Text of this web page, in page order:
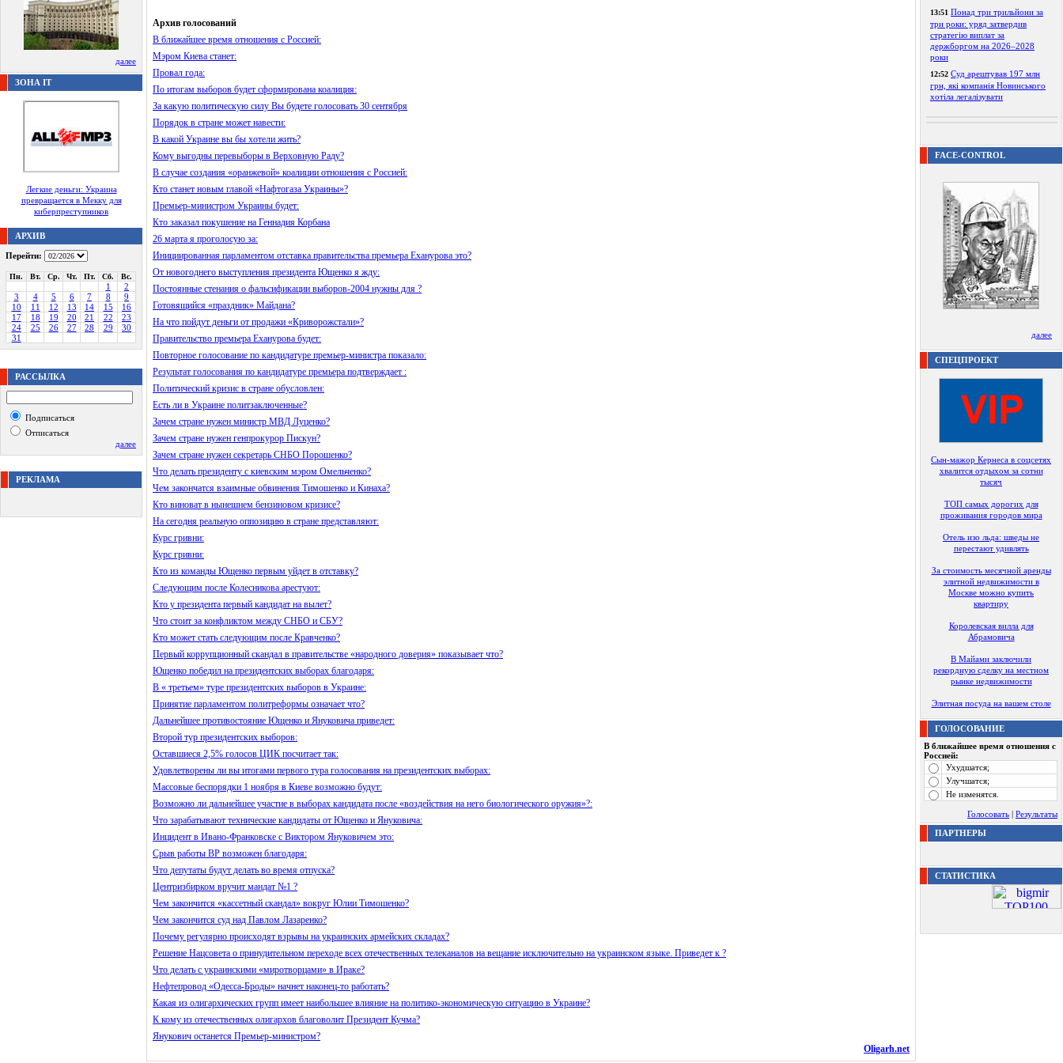
далее
ЗОНА IT
Легкие деньги: Украина
превращается в Мекку для
киберпреступников
АРХИВ
Перейти:
Пн. Вт. Ср. Чт. Пт. Сб. Вс.
1
2
3
4 5 6 7 8
9
10
11 12 13 14 15
16
17
18 19 20 21 22
23
24
25 26 27 28 29
30
31
РАССЫЛКА
Подписаться
Отписаться
далее
РЕКЛАМА
Архив голосований
В ближайшее время отношения с Россией:
Мэром Киева станет:
Провал года:
По итогам выборов будет сформирована коалиция:
За какую политическую силу Вы будете голосовать 30 сентября
Порядок в стране может навести:
В какой Украине вы бы хотели жить?
Кому выгодны перевыборы в Верховную Раду?
В случае создания «оранжевой» коалиции отношения с Россией:
Кто станет новым главой «Нафтогаза Украины»?
Премьер-министром Украины будет:
Кто заказал покушение на Геннадия Корбана
26 марта я проголосую за:
Инициированная парламентом отставка правительства премьера Еханурова это?
От новогоднего выступления президента Ющенко я жду:
Постоянные стенания о фальсификации выборов-2004 нужны для ?
Готовящийся «праздник» Майдана?
На что пойдут деньги от продажи «Криворожстали»?
Правительство премьера Еханурова будет:
Повторное голосование по кандидатуре премьер-министра показало:
Результат голосования по кандидатуре премьера подтверждает :
Политический кризис в стране обусловлен:
Есть ли в Украине политзаключенные?
Зачем стране нужен министр МВД Луценко?
Зачем стране нужен генпрокурор Пискун?
Зачем стране нужен секретарь СНБО Порошенко?
Что делать президенту с киевским мэром Омельченко?
Чем закончатся взаимные обвинения Тимошенко и Кинаха?
Кто виноват в нынешнем бензиновом кризисе?
На сегодня реальную оппозицию в стране представляют:
Курс гривни:
Курс гривни:
Кто из команды Ющенко первым уйдет в отставку?
Следующим после Колесникова арестуют:
Кто у президента первый кандидат на вылет?
Что стоит за конфликтом между СНБО и СБУ?
Кто может стать следующим после Кравченко?
Первый коррупционный скандал в правительстве «народного доверия» показывает что?
Ющенко победил на президентских выборах благодаря:
В « третьем» туре президентских выборов в Украине:
Принятие парламентом политреформы означает что?
Дальнейшее противостояние Ющенко и Януковича приведет:
Второй тур президентских выборов:
Оставшиеся 2,5% голосов ЦИК посчитает так:
Удовлетворены ли вы итогами первого тура голосования на президентских выборах:
Массовые беспорядки 1 ноября в Киеве возможно будут:
Возможно ли дальнейшее участие в выборах кандидата после «воздействия на него биологического оружия»?:
Что зарабатывают технические кандидаты от Ющенко и Януковича:
Инцидент в Ивано-Франковске с Виктором Януковичем это:
Срыв работы ВР возможен благодаря:
Что депутаты будут делать во время отпуска?
Центризбирком вручит мандат №1 ?
Чем закончится «кассетный скандал» вокруг Юлии Тимошенко?
Чем закончится суд над Павлом Лазаренко?
Почему регулярно происходят взрывы на украинских армейских складах?
Решение Нацсовета о принудительном переходе всех отечественных телеканалов на вещание исключительно на украинском языке. Приведет к ?
Что делать с украинскими «миротворцами» в Ираке?
Нефтепровод «Одесса-Броды» начнет наконец-то работать?
Какая из олигархических групп имеет наибольшее влияние на политико-экономическую ситуацию в Украине?
К кому из отечественных олигархов благоволит Президент Кучма?
Янукович останется Премьер-министром?
Oligarh.net
13:51 Понад три трильйони за
три роки: уряд затвердив
стратегію виплат за
держборгом на 2026–2028
роки
12:52 Суд арештував 197 млн
грн, які компанія Новинського
хотіла легалізувати
FACE-CONTROL
далее
СПЕЦПРОЕКТ
Сын-мажор Кернеса в соцсетях
хвалится отдыхом за сотни
тысяч
ТОП самых дорогих для
проживания городов мира
Отель изо льда: шведы не
перестают удивлять
За стоимость месячной аренды
элитной недвижимости в
Москве можно купить
квартиру
Королевская вилла для
Абрамовича
В Майами заключили
рекордную сделку на местном
рынке недвижимости
Элитная посуда на вашем столе
ГОЛОСОВАНИЕ
В ближайшее время отношения с
Россией:
Ухудшатся;
Улучшатся;
Не изменятся.
Голосовать | Результаты
ПАРТНЕРЫ
СТАТИСТИКА